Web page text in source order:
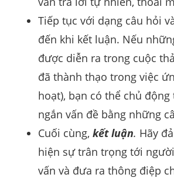
Tiếp tục với dạng câu hỏi
đến khi kết luận. Nếu
được diễn ra trong cuộc
đã thành thạo trong việc
hoạt), bạn có thể chủ
ngắn vấn đề bằng những
Cuối cùng, kết luận. Hãy
hiện sự trân trọng tới
vấn và đưa ra thông điệp